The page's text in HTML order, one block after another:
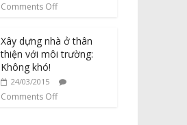
Comments Off
Xây dựng nhà ở thân
thiện với môi trường:
Không khó!
24/03/2015
Comments Off